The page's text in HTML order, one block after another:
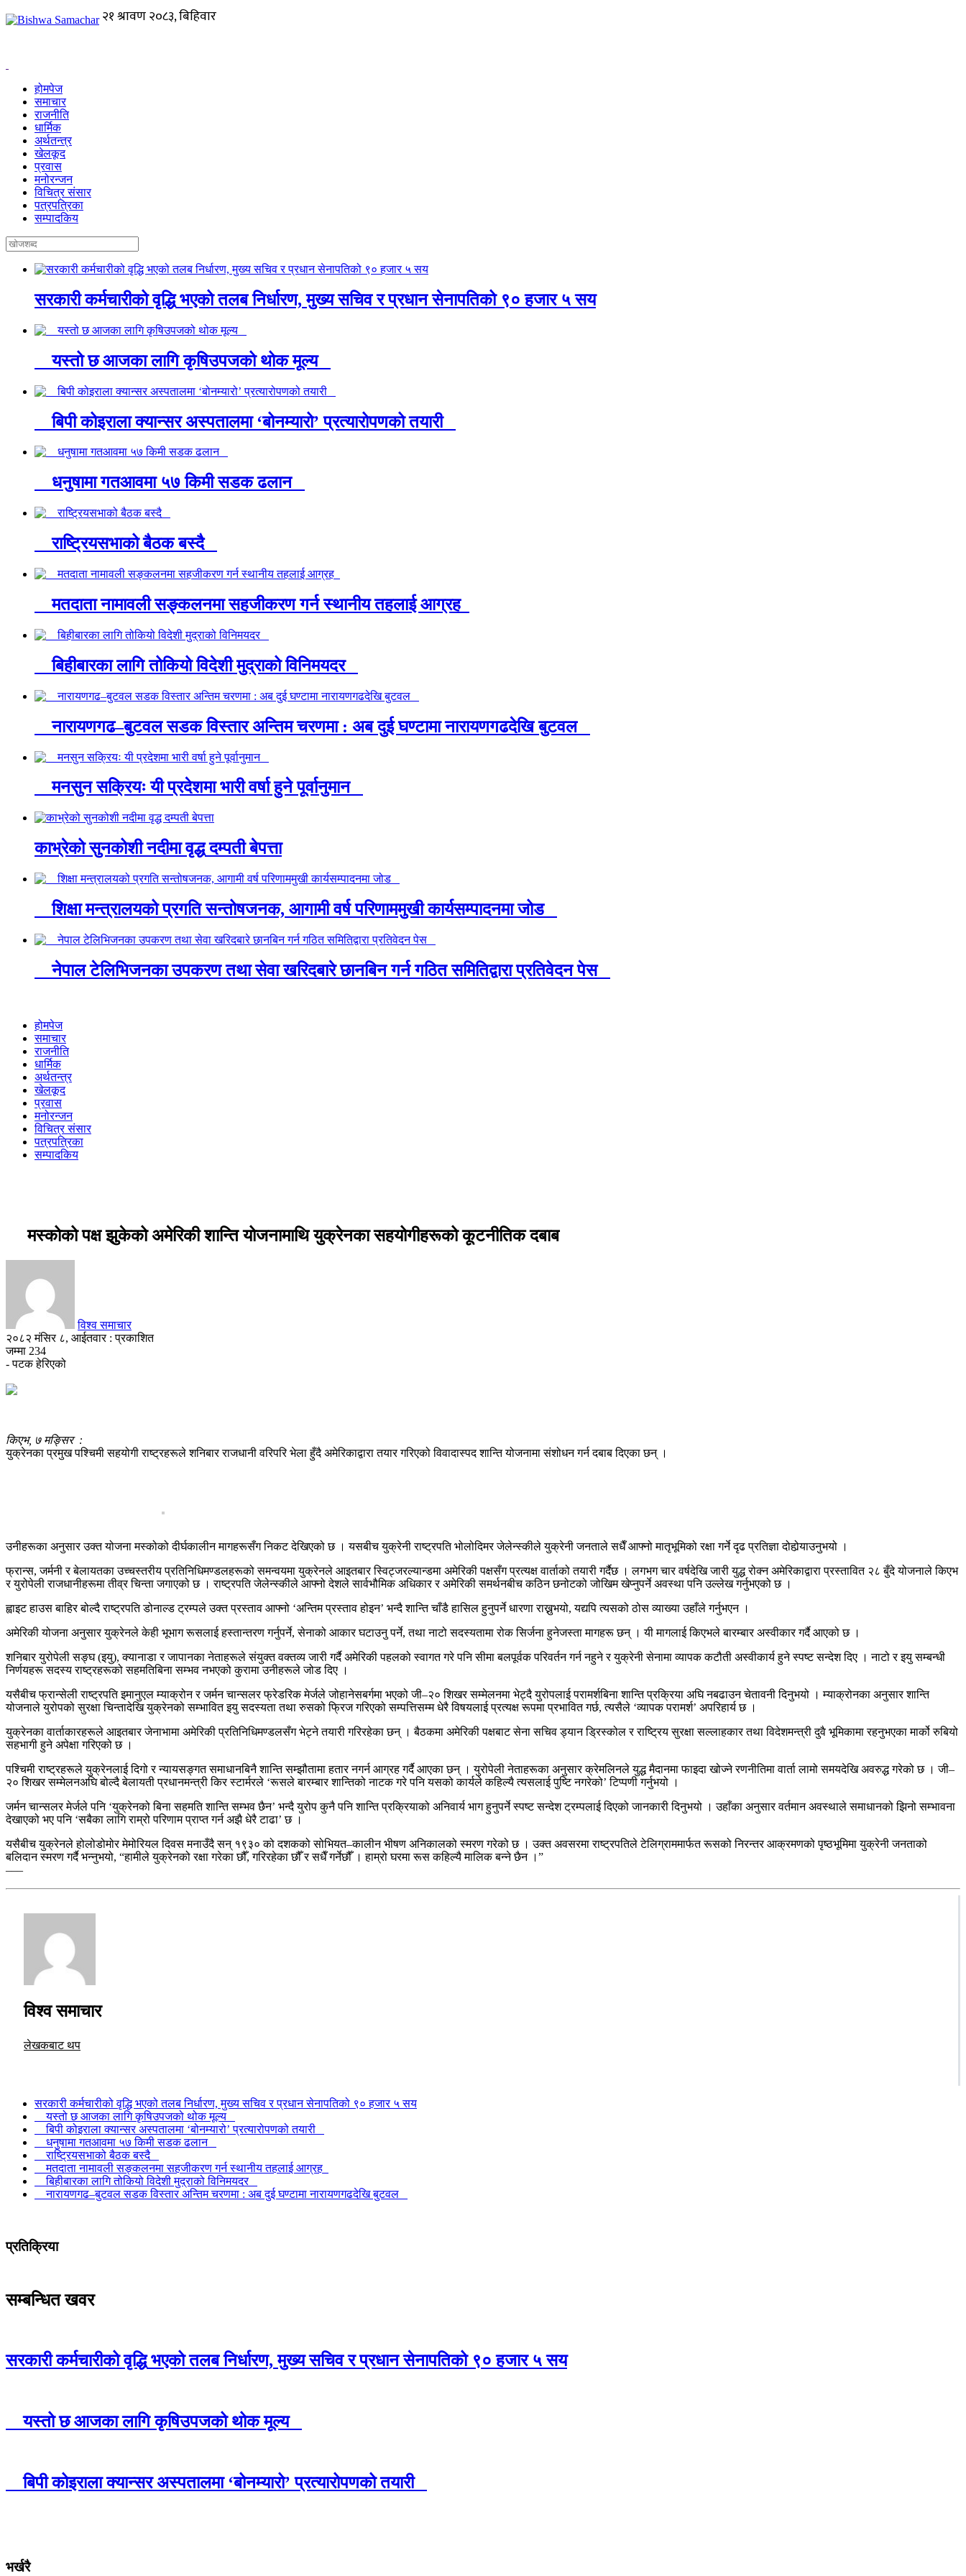
होमपेज
समाचार
राजनीति
धार्मिक
अर्थतन्त्र
खेलकूद
प्रवास
मनोरन्जन
विचित्र संसार
पत्रपत्रिका
सम्पादकिय
सरकारी कर्मचारीको वृद्धि भएको तलब निर्धारण, मुख्य सचिव र प्रधान सेनापतिको ९० हजार ५ सय
यस्तो छ आजका लागि कृषिउपजको थोक मूल्य
बिपी कोइराला क्यान्सर अस्पतालमा ‘बोनम्यारो’ प्रत्यारोपणको तयारी
धनुषामा गतआवमा ५७ किमी सडक ढलान
राष्ट्रियसभाको बैठक बस्दै
मतदाता नामावली सङ्कलनमा सहजीकरण गर्न स्थानीय तहलाई आग्रह
बिहीबारका लागि तोकियो विदेशी मुद्राको विनिमयदर
नारायणगढ–बुटवल सडक विस्तार अन्तिम चरणमा : अब दुई घण्टामा नारायणगढदेखि बुटवल
मनसुन सक्रियः यी प्रदेशमा भारी वर्षा हुने पूर्वानुमान
काभ्रेको सुनकोशी नदीमा वृद्ध दम्पती बेपत्ता
शिक्षा मन्त्रालयको प्रगति सन्तोषजनक, आगामी वर्ष परिणाममुखी कार्यसम्पादनमा जोड
नेपाल टेलिभिजनका उपकरण तथा सेवा खरिदबारे छानबिन गर्न गठित समितिद्वारा प्रतिवेदन पेस
होमपेज
समाचार
राजनीति
धार्मिक
अर्थतन्त्र
खेलकूद
प्रवास
मनोरन्जन
विचित्र संसार
पत्रपत्रिका
सम्पादकिय
मस्कोको पक्ष झुकेको अमेरिकी शान्ति योजनामाथि युक्रेनका सहयोगीहरूको कूटनीतिक दबाब
विश्व समाचार
२०८२ मंसिर ८, आईतवार : प्रकाशित
जम्मा 234
- पटक हेरिएको
किएभ, ७ मङ्सिर :
युक्रेनका प्रमुख पश्चिमी सहयोगी राष्ट्रहरूले शनिबार राजधानी वरिपरि भेला हुँदै अमेरिकाद्वारा तयार गरिएको विवादास्पद शान्ति योजनामा संशोधन गर्न दबाब दिएका छन् ।
उनीहरूका अनुसार उक्त योजना मस्कोको दीर्घकालीन मागहरूसँग निकट देखिएको छ । यसबीच युक्रेनी राष्ट्रपति भोलोदिमर जेलेन्स्कीले युक्रेनी जनताले सधैँ आफ्नो मातृभूमिको रक्षा गर्ने दृढ प्रतिज्ञा दोहोर्‍याउनुभयो ।
फ्रान्स, जर्मनी र बेलायतका उच्चस्तरीय प्रतिनिधिमण्डलहरूको समन्वयमा युक्रेनले आइतबार स्विट्जरल्यान्डमा अमेरिकी पक्षसँग प्रत्यक्ष वार्ताको तयारी गर्दैछ । लगभग चार वर्षदेखि जारी युद्ध रोक्न अमेरिकाद्वारा प्रस्तावित २८ बुँदे योजनाले किएभ
र युरोपेली राजधानीहरूमा तीव्र चिन्ता जगाएको छ । राष्ट्रपति जेलेन्स्कीले आफ्नो देशले सार्वभौमिक अधिकार र अमेरिकी समर्थनबीच कठिन छनोटको जोखिम खेप्नुपर्ने अवस्था पनि उल्लेख गर्नुभएको छ ।
ह्वाइट हाउस बाहिर बोल्दै राष्ट्रपति डोनाल्ड ट्रम्पले उक्त प्रस्ताव आफ्नो ‘अन्तिम प्रस्ताव होइन’ भन्दै शान्ति चाँडै हासिल हुनुपर्ने धारणा राख्नुभयो, यद्यपि त्यसको ठोस व्याख्या उहाँले गर्नुभएन ।
अमेरिकी योजना अनुसार युक्रेनले केही भूभाग रूसलाई हस्तान्तरण गर्नुपर्ने, सेनाको आकार घटाउनु पर्ने, तथा नाटो सदस्यतामा रोक सिर्जना हुनेजस्ता मागहरू छन् । यी मागलाई किएभले बारम्बार अस्वीकार गर्दै आएको छ ।
शनिबार युरोपेली सङ्घ (इयु), क्यानाडा र जापानका नेताहरूले संयुक्त वक्तव्य जारी गर्दै अमेरिकी पहलको स्वागत गरे पनि सीमा बलपूर्वक परिवर्तन गर्न नहुने र युक्रेनी सेनामा व्यापक कटौती अस्वीकार्य हुने स्पष्ट सन्देश दिए । नाटो र इयु सम्बन्धी
निर्णयहरू सदस्य राष्ट्रहरूको सहमतिबिना सम्भव नभएको कुरामा उनीहरूले जोड दिए ।
यसैबीच फ्रान्सेली राष्ट्रपति इमानुएल म्याक्रोन र जर्मन चान्सलर फ्रेडरिक मेर्जले जोहानेसबर्गमा भएको जी–२० शिखर सम्मेलनमा भेट्दै युरोपलाई परामर्शबिना शान्ति प्रक्रिया अघि नबढाउन चेतावनी दिनुभयो । म्याक्रोनका अनुसार शान्ति
योजनाले युरोपको सुरक्षा चिन्तादेखि युक्रेनको सम्भावित इयु सदस्यता तथा रुसको फ्रिज गरिएको सम्पत्तिसम्म धेरै विषयलाई प्रत्यक्ष रूपमा प्रभावित गर्छ, त्यसैले ‘व्यापक परामर्श’ अपरिहार्य छ ।
युक्रेनका वार्ताकारहरूले आइतबार जेनाभामा अमेरिकी प्रतिनिधिमण्डलसँग भेट्ने तयारी गरिरहेका छन् । बैठकमा अमेरिकी पक्षबाट सेना सचिव ड्यान ड्रिस्कोल र राष्ट्रिय सुरक्षा सल्लाहकार तथा विदेशमन्त्री दुवै भूमिकामा रहनुभएका मार्को रुबियो
सहभागी हुने अपेक्षा गरिएको छ ।
पश्चिमी राष्ट्रहरूले युक्रेनलाई दिगो र न्यायसङ्गत समाधानबिनै शान्ति सम्झौतामा हतार नगर्न आग्रह गर्दै आएका छन् । युरोपेली नेताहरूका अनुसार क्रेमलिनले युद्ध मैदानमा फाइदा खोज्ने रणनीतिमा वार्ता लामो समयदेखि अवरुद्ध गरेको छ । जी–
२० शिखर सम्मेलनअघि बोल्दै बेलायती प्रधानमन्त्री किर स्टार्मरले ‘रूसले बारम्बार शान्तिको नाटक गरे पनि यसको कार्यले कहिल्यै त्यसलाई पुष्टि नगरेको’ टिप्पणी गर्नुभयो ।
जर्मन चान्सलर मेर्जले पनि ‘युक्रेनको बिना सहमति शान्ति सम्भव छैन’ भन्दै युरोप कुनै पनि शान्ति प्रक्रियाको अनिवार्य भाग हुनुपर्ने स्पष्ट सन्देश ट्रम्पलाई दिएको जानकारी दिनुभयो । उहाँका अनुसार वर्तमान अवस्थाले समाधानको झिनो सम्भावना
देखाएको भए पनि ‘सबैका लागि राम्रो परिणाम प्राप्त गर्न अझै धेरै टाढा’ छ ।
यसैबीच युक्रेनले होलोडोमोर मेमोरियल दिवस मनाउँदै सन् १९३० को दशकको सोभियत–कालीन भीषण अनिकालको स्मरण गरेको छ । उक्त अवसरमा राष्ट्रपतिले टेलिग्राममार्फत रूसको निरन्तर आक्रमणको पृष्ठभूमिमा युक्रेनी जनताको
बलिदान स्मरण गर्दै भन्नुभयो, “हामीले युक्रेनको रक्षा गरेका छौँ, गरिरहेका छौँ र सधैँ गर्नेछौँ । हाम्रो घरमा रूस कहिल्यै मालिक बन्ने छैन ।”
–––
विश्व समाचार
लेखकबाट थप
सरकारी कर्मचारीको वृद्धि भएको तलब निर्धारण, मुख्य सचिव र प्रधान सेनापतिको ९० हजार ५ सय
यस्तो छ आजका लागि कृषिउपजको थोक मूल्य
बिपी कोइराला क्यान्सर अस्पतालमा ‘बोनम्यारो’ प्रत्यारोपणको तयारी
धनुषामा गतआवमा ५७ किमी सडक ढलान
राष्ट्रियसभाको बैठक बस्दै
मतदाता नामावली सङ्कलनमा सहजीकरण गर्न स्थानीय तहलाई आग्रह
बिहीबारका लागि तोकियो विदेशी मुद्राको विनिमयदर
नारायणगढ–बुटवल सडक विस्तार अन्तिम चरणमा : अब दुई घण्टामा नारायणगढदेखि बुटवल
प्रतिक्रिया
सम्बन्धित खवर
सरकारी कर्मचारीको वृद्धि भएको तलब निर्धारण, मुख्य सचिव र प्रधान सेनापतिको ९० हजार ५ सय
यस्तो छ आजका लागि कृषिउपजको थोक मूल्य
बिपी कोइराला क्यान्सर अस्पतालमा ‘बोनम्यारो’ प्रत्यारोपणको तयारी
भर्खरै